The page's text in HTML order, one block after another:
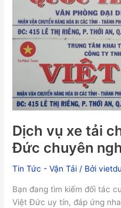
Dịch vụ xe tải
Đức chuyên
Tin Tức - Vận Tải / Bởi
Bạn đang tìm kiếm đối tác
Việt Đức uy tín, đáp ứng
chở
hàng
tại
Việt
chuyên
nghiệp,
ưu
chi
phí